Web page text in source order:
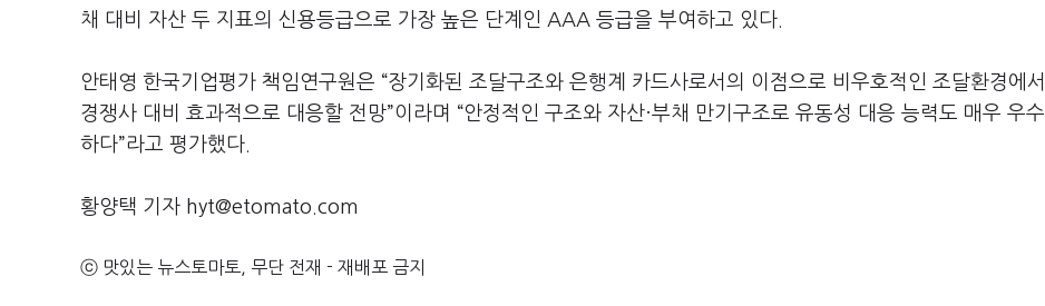
채 대비 자산 두 지표의 신용등급으로 가장 높은 단계인 AAA 등급을 부여하고 있다.
안태영 한국기업평가 책임연구원은 “장기화된 조달구조와 은행계 카드사로서의 이점으로 비우호적인 조달환경에서
경쟁사 대비 효과적으로 대응할 전망”이라며 “안정적인 구조와 자산·부채 만기구조로 유동성 대응 능력도 매우 우수
하다”라고 평가했다.
황양택 기자 hyt@etomato.com
ⓒ 맛있는 뉴스토마토, 무단 전재 - 재배포 금지